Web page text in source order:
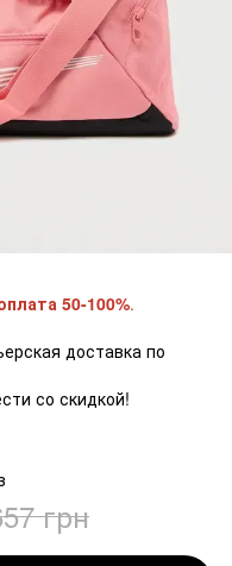
50-100%.
доставка по
со скидкой!
грн